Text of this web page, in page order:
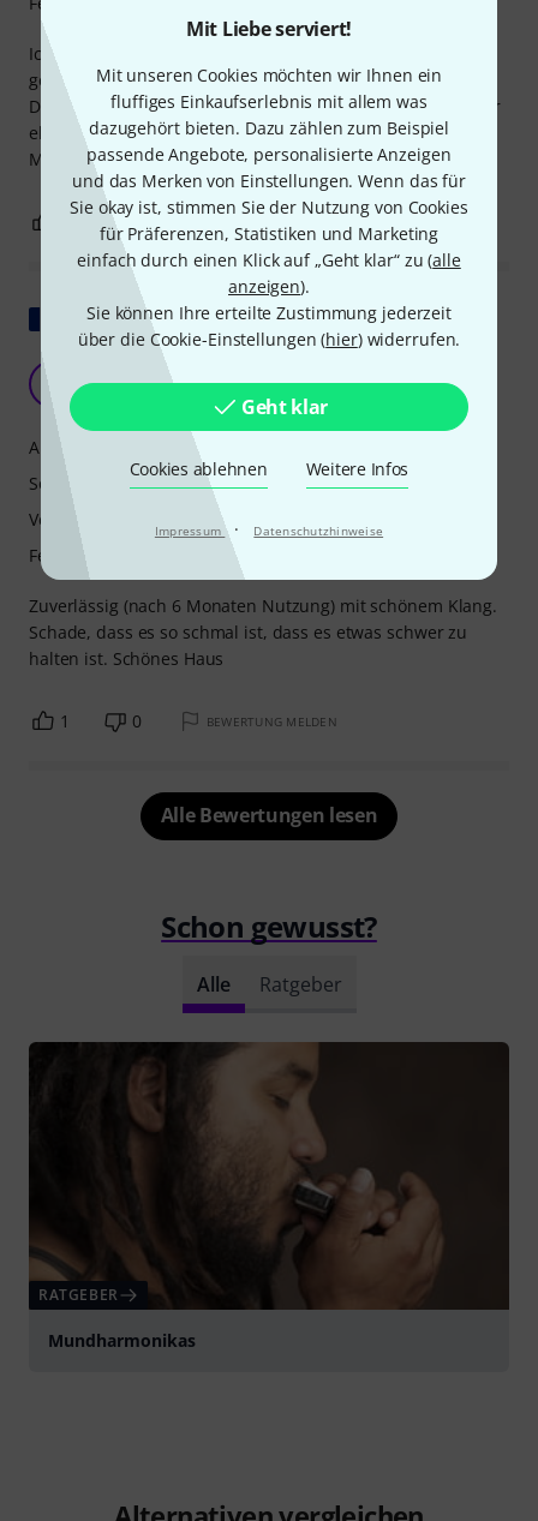
Mit Liebe serviert!
Mit unseren Cookies möchten wir Ihnen ein
fluffiges Einkaufserlebnis mit allem was
dazugehört bieten. Dazu zählen zum Beispiel
passende Angebote, personalisierte Anzeigen
und das Merken von Einstellungen. Wenn das für
Sie okay ist, stimmen Sie der Nutzung von Cookies
für Präferenzen, Statistiken und Marketing
einfach durch einen Klick auf „Geht klar“ zu (alle
anzeigen).
Sie können Ihre erteilte Zustimmung jederzeit
über die Cookie-Einstellungen (hier) widerrufen.
Geht klar
Cookies ablehnen Weitere Infos
Impressum · Datenschutzhinweise
Ich hab diese Harp nur für einen speziellen zweck
gebraucht, deswegen wurde sich auch nicht viel gespielt.
Der kurzen Eindruck, den ich davon habe, ist tadellos. Aber
eben zu wenig gespielt, um wirklich eine aussagekräftige
Meinung zu bilden.
Original zeigen
Irisch spielen
GuyF 20.08.2014
Zuverlässig (nach 6 Monaten Nutzung) mit schönem Klang.
Schade, dass es so schmal ist, dass es etwas schwer zu
halten ist. Schönes Haus
Ansprache
Sound
Verarbeitung
Features
1 0 BEWERTUNG MELDEN
Alle Bewertungen lesen
Schon gewusst?
Alle Ratgeber
RATGEBER
Mundharmonikas